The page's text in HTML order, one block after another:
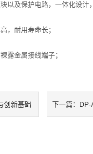
及保护电路，一体化设计
，耐用寿命长；
露金属接线端子；
创新基础 下一篇： DP-